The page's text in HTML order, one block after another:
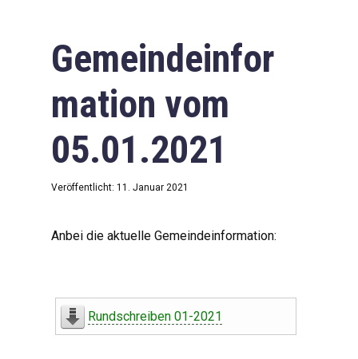
Gemeindeinfor
mation vom
05.01.2021
Veröffentlicht: 11. Januar 2021
Anbei die aktuelle Gemeindeinformation:
Rundschreiben 01-2021